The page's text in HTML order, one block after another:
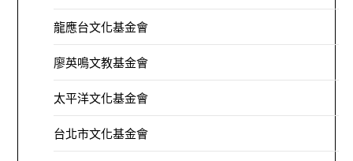
龍應台文化基金會
廖英鳴文教基金會
太平洋文化基金會
台北市文化基金會